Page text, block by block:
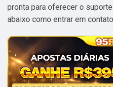
pronta para oferecer o
abaixo como entrar em